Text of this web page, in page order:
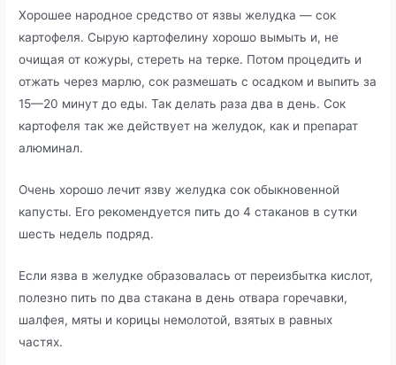
Хорошее народное средство от язвы желудка — сок
картофеля. Сырую картофелину хорошо вымыть и, не
очищая от кожуры, стереть на терке. Потом процедить и
отжать через марлю, сок размешать с осадком и выпить за
15—20 минут до еды. Так делать раза два в день. Сок
картофеля так же действует на желудок, как и препарат
алюминал.
Очень хорошо лечит язву желудка сок обыкновенной
капусты. Его рекомендуется пить до 4 стаканов в сутки
шесть недель подряд.
Если язва в желудке образовалась от переизбытка кислот,
полезно пить по два стакана в день отвара горечавки,
шалфея, мяты и корицы немолотой, взятых в равных
частях.